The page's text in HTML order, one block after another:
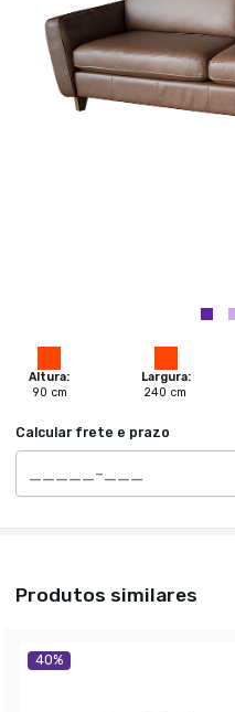
Altura:
90 cm
Largura:
240 cm
Calcular frete e prazo
Produtos similares
40%